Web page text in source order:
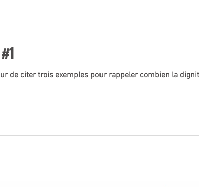
citer trois exemples pour rappeler combien la